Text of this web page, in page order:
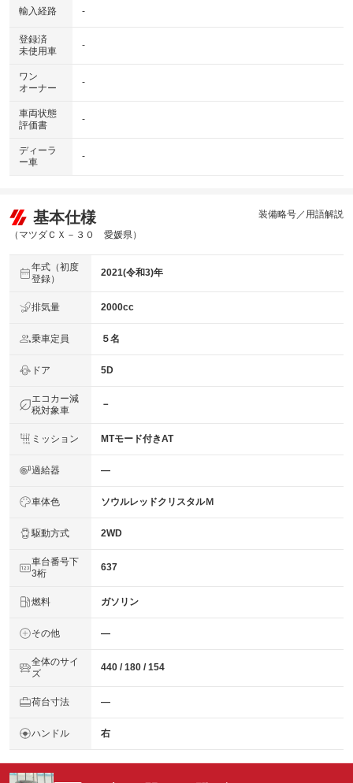
輸入経路 -
登録済
未使用車
-
ワン
オーナー
-
車両状態
評価書
-
ディーラ
ー車
-
基本仕様
（マツダＣＸ－３０ 愛媛県）
装備略号／用語解説
年式（初度
登録）
2021(令和3)年
排気量 2000cc
乗車定員 ５名
ドア 5D
エコカー減
税対象車
－
ミッション MTモード付きAT
過給器 ―
車体色 ソウルレッドクリスタルＭ
駆動方式 2WD
車台番号下
3桁
637
燃料 ガソリン
その他 ―
全体のサイ
ズ
440 / 180 / 154
荷台寸法 ―
ハンドル 右